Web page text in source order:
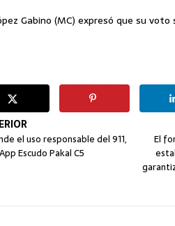
Gabino (MC) expresó que su
el uso responsable del 911,
Escudo Pakal C5
El